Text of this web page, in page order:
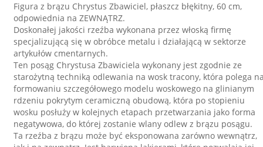
Figura z brązu Chrystus Zbawiciel, płaszcz błękitny, 60 cm,
odpowiednia na ZEWNĄTRZ.
Doskonałej jakości rzeźba wykonana przez włoską firmę
specjalizującą się w obróbce metalu i działającą w sektorze
artykułów cmentarnych.
Ten posąg Chrystusa Zbawiciela wykonany jest zgodnie ze
starożytną techniką odlewania na wosk tracony, która polega
formowaniu szczegółowego modelu woskowego na glinianym
rdzeniu pokrytym ceramiczną obudową, która po stopieniu
wosku posłuży w kolejnych etapach przetwarzania jako forma
negatywowa, do której zostanie wlany odlew z brązu posągu.
Ta rzeźba z brązu może być eksponowana zarówno wewnątrz,